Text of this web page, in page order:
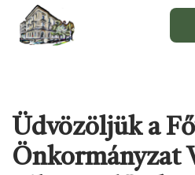
Üdvözöljük a
Önkormányzat